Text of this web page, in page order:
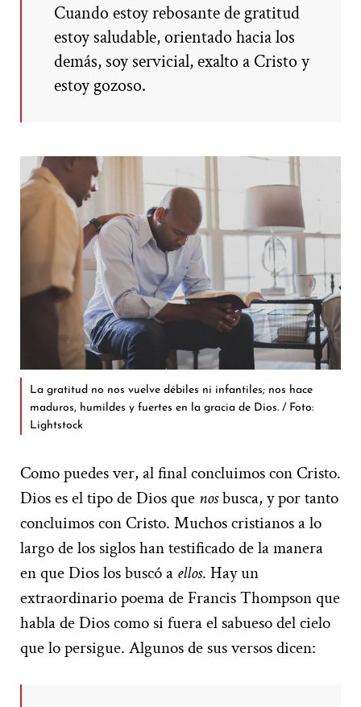
Cuando estoy rebosante de gratitud
estoy saludable, orientado hacia los
demás, soy servicial, exalto a Cristo y
estoy gozoso.
La gratitud no nos vuelve débiles ni infantiles; nos hace
maduros, humildes y fuertes en la gracia de Dios. / Foto:
Lightstock
Como puedes ver, al final concluimos con Cristo.
Dios es el tipo de Dios que nosbusca, y por tanto
concluimos con Cristo. Muchos cristianos a lo
largo de los siglos han testificado de la manera
en que Dios los buscó a ellos. Hay un
extraordinario poema de Francis Thompson que
habla de Dios como si fuera el sabueso del cielo
que lo persigue. Algunos de sus versos dicen: